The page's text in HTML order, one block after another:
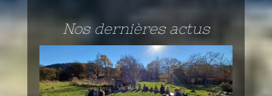
Nos dernières actus